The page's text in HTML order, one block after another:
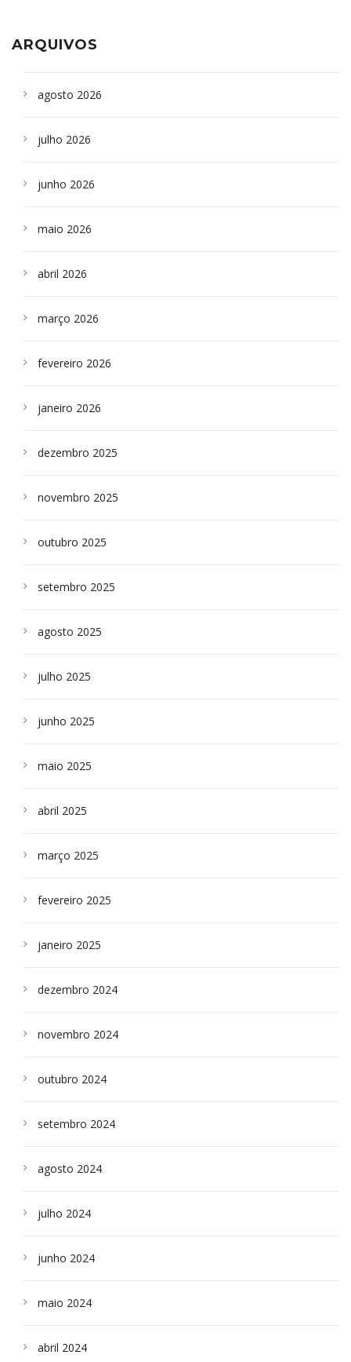
ARQUIVOS
agosto 2026
julho 2026
junho 2026
maio 2026
abril 2026
março 2026
fevereiro 2026
janeiro 2026
dezembro 2025
novembro 2025
outubro 2025
setembro 2025
agosto 2025
julho 2025
junho 2025
maio 2025
abril 2025
março 2025
fevereiro 2025
janeiro 2025
dezembro 2024
novembro 2024
outubro 2024
setembro 2024
agosto 2024
julho 2024
junho 2024
maio 2024
abril 2024